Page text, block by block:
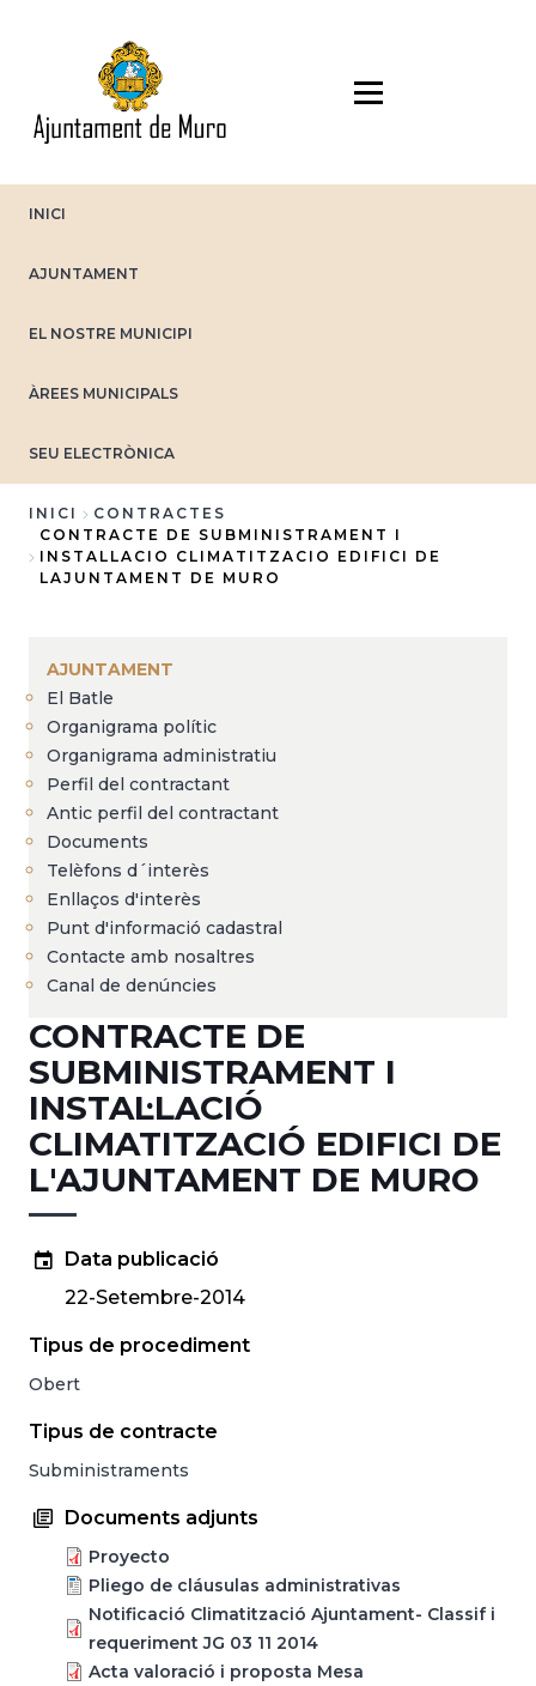
INICI
AJUNTAMENT
EL NOSTRE MUNICIPI
ÀREES MUNICIPALS
SEU ELECTRÒNICA
Fil
d'Ariadna
INICI
CONTRACTES
CONTRACTE DE SUBMINISTRAMENT I
INSTALLACIO CLIMATITZACIO EDIFICI DE
LAJUNTAMENT DE MURO
AJUNTAMENT
El Batle
Organigrama polític
Organigrama administratiu
Perfil del contractant
Antic perfil del contractant
Documents
Telèfons d´interès
Enllaços d'interès
Punt d'informació cadastral
Contacte amb nosaltres
Canal de denúncies
CONTRACTE DE
SUBMINISTRAMENT I
INSTAL·LACIÓ
CLIMATITZACIÓ EDIFICI DE
L'AJUNTAMENT DE MURO
Data publicació
22-Setembre-2014
Tipus de procediment
Obert
Tipus de contracte
Subministraments
Documents adjunts
Proyecto
Pliego de cláusulas administrativas
Notificació Climatització Ajuntament- Classif i
requeriment JG 03 11 2014
Acta valoració i proposta Mesa